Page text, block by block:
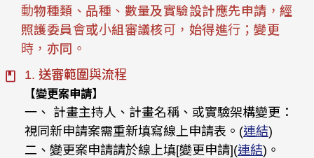
動物種類、品種、數量及實驗設計應先申請，經
照護委員會或小組審議核可，始得進行；變更
時，亦同。
1. 送審範圍與流程
【變更案申請】
一、 計畫主持人、計畫名稱、或實驗架構變更：
視同新申請案需重新填寫線上申請表。(連結)
二、變更案申請請於線上填[變更申請](連結)。